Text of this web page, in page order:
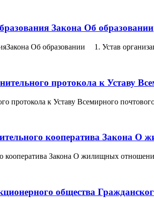
Закона Об образовании
Об образовании 1. Устав
протокола к Уставу
протокола к Уставу Всемирного
кооператива Закона О
кооператива Закона О жилищных
общества